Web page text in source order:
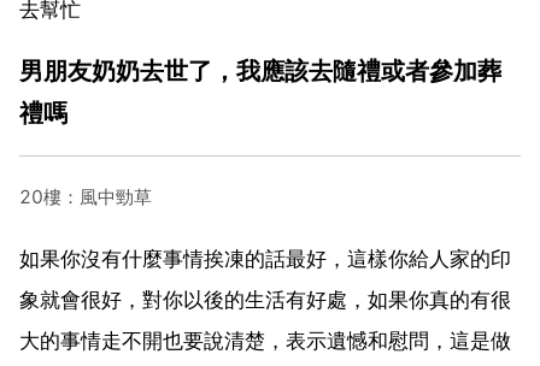
去幫忙
男朋友奶奶去世了，我應該去隨禮或者參加葬
禮嗎
20樓：風中勁草
如果你沒有什麼事情挨凍的話最好，這樣你給人家的印
象就會很好，對你以後的生活有好處，如果你真的有很
大的事情走不開也要說清楚，表示遺憾和慰問，這是做